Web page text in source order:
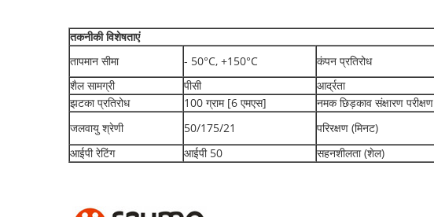
तकनीकी विशेषताएं
तापमान सीमा
- 50°C, +150°C कंपन प्रतिरोध
शैल सामग्री
पीसी आर्द्रता
झटका प्रतिरोध
100 ग्राम [6 एमएस] नमक छिड़काव संक्षारण परीक्षण
जलवायु श्रेणी
50/175/21 परिरक्षण (मिनट)
आईपी रेटिंग
आईपी 50 सहनशीलता (शेल)